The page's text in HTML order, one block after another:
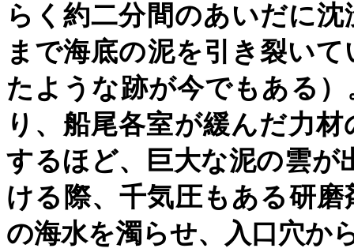
らく約二分間のあいだに沈
まで海底の泥を引き裂い
たような跡が今でもある
り、船尾各室が緩んだ力
するほど、巨大な泥の雲が
ける際、千気圧もある研
の海水を濁らせ、入口穴か